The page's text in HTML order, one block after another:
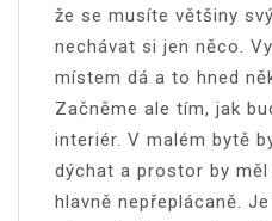
že se musíte většiny
nechávat si jen něco.
místem dá a to hned
Začněme ale tím, jak
interiér. V malém bytě
dýchat a prostor by
hlavně nepřeplácaně.